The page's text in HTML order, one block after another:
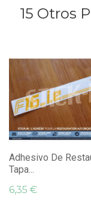
15 Otros
Adhesivo De
Tapa...
6,35 €